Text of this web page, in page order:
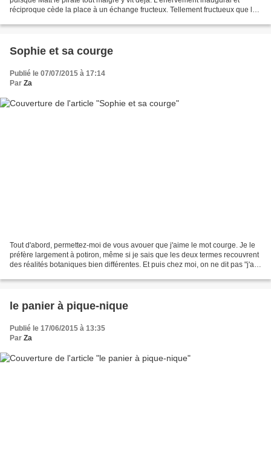
réciproque cède la place à un échange fructeux. Tellement fructueux que les
Sophie et sa courge
Publié le 07/07/2015 à 17:14
Par Za
Tout d'abord, permettez-moi de vous avouer que j'aime le mot courge. Je le
préfère largement à potiron, même si je sais que les deux termes recouvrent
des réalités botaniques bien différentes. Et puis chez moi, on ne dit pas "j'ai
le panier à pique-nique
Publié le 17/06/2015 à 13:35
Par Za